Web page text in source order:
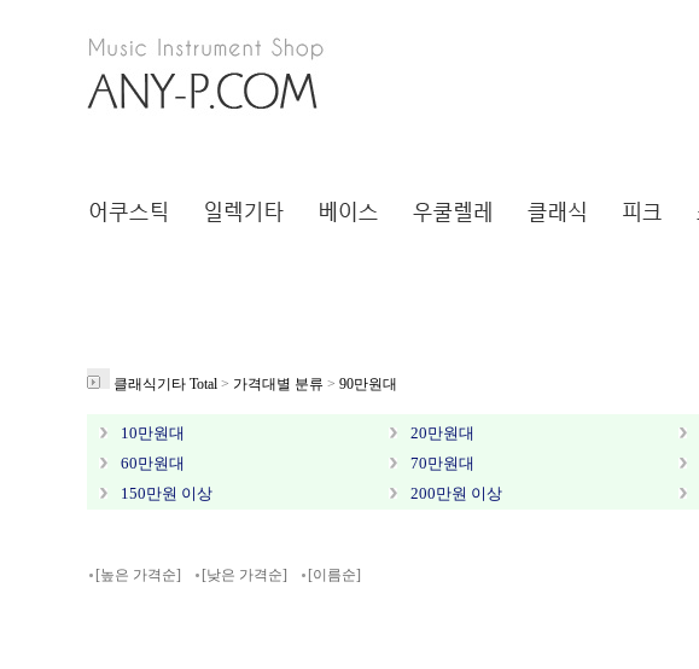
클래식기타 Total > 가격대별 분류 > 90만원대
10만원대 20만원대
60만원대
70만원대
150만원 이상
200만원 이상
[높은 가격순] [낮은 가격순] [이름순]